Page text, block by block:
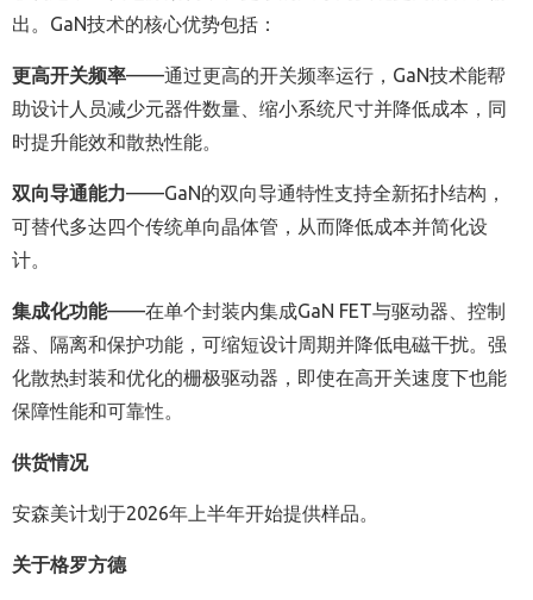
出。GaN技术的核心优势包括：
更高开关频率——通过更高的开关频率运行，GaN技术能帮
助设计人员减少元器件数量、缩小系统尺寸并降低成本，同
时提升能效和散热性能。
双向导通能力——GaN的双向导通特性支持全新拓扑结构，
可替代多达四个传统单向晶体管，从而降低成本并简化设
计。
集成化功能——在单个封装内集成GaN FET与驱动器、控制
器、隔离和保护功能，可缩短设计周期并降低电磁干扰。强
化散热封装和优化的栅极驱动器，即使在高开关速度下也能
保障性能和可靠性。
供货情况
安森美计划于2026年上半年开始提供样品。
关于格罗方德